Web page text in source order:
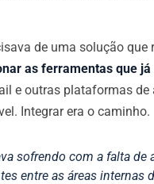
de uma solução que
as ferramentas que já
e outras plataformas
Integrar era o caminho.
sofrendo com a falta
entre as áreas internas